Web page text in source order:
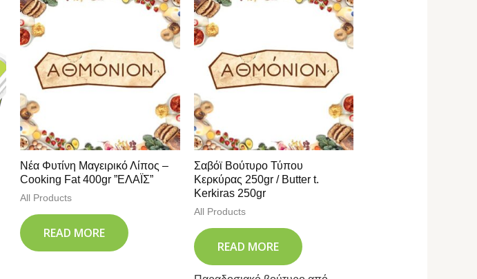
Νέα Φυτίνη Μαγειρικό Λίπος –
Cooking Fat 400gr ”ΕΛΑΪΣ”
All Products
READ MORE
Σαβόϊ Βούτυρο Τύπου
Κερκύρας 250gr / Butter t.
Kerkiras 250gr
All Products
READ MORE